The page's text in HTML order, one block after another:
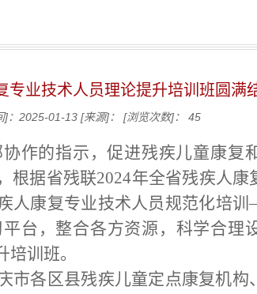
专业技术人员理论提升培训班圆满
]：2025-01-13 [来源]： [浏览次数]： 45
作的指示，促进残疾儿童康复
根据省残联2024年全省残疾人康
人康复专业技术人员规范化培
台，整合各方资源，科学合理
训班。
市各区县残疾儿童定点康复机构